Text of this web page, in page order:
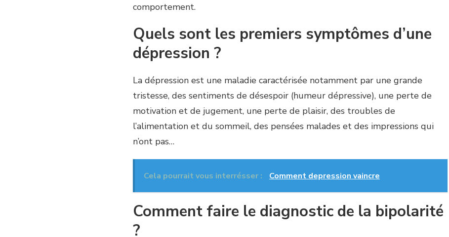
comportement.
Quels sont les premiers symptômes d’une
dépression ?
La dépression est une maladie caractérisée notamment par une grande
tristesse, des sentiments de désespoir (humeur dépressive), une perte de
motivation et de jugement, une perte de plaisir, des troubles de
l’alimentation et du sommeil, des pensées malades et des impressions qui
n’ont pas…
Cela pourrait vous interrésser : Comment depression vaincre
Comment faire le diagnostic de la bipolarité
?